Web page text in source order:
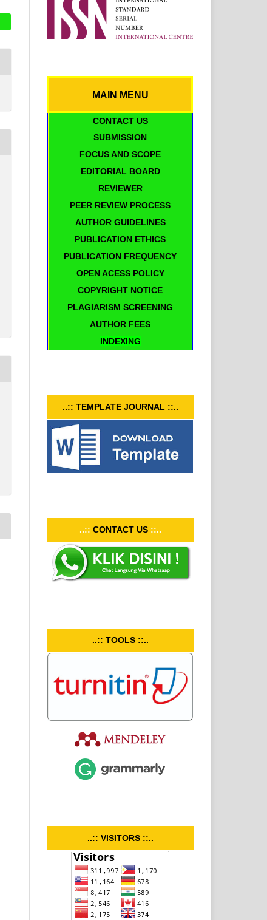
MAIN MENU
CONTACT US
SUBMISSION
FOCUS AND SCOPE
EDITORIAL BOARD
REVIEWER
PEER REVIEW PROCESS
AUTHOR GUIDELINES
PUBLICATION ETHICS
PUBLICATION FREQUENCY
OPEN ACESS POLICY
COPYRIGHT NOTICE
PLAGIARISM SCREENING
AUTHOR FEES
INDEXING
..:: TEMPLATE JOURNAL ::..
..:: CONTACT US ::..
..:: TOOLS ::..
..:: VISITORS ::..